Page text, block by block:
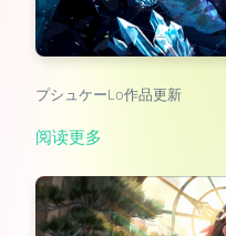
プシュケーLo作品更新
阅读更多